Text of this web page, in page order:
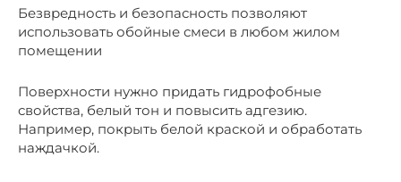
Безвредность и безопасность позволяют
использовать обойные смеси в любом жилом
помещении
Поверхности нужно придать гидрофобные
свойства, белый тон и повысить адгезию.
Например, покрыть белой краской и обработать
наждачкой.